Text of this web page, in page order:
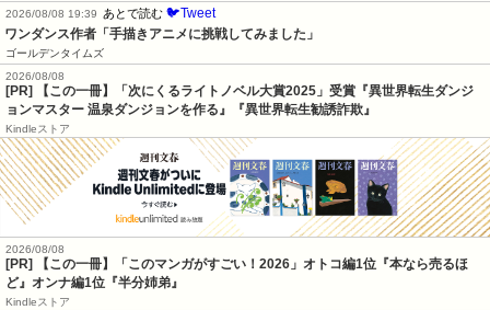
2026/08/08 19:39 あとで読む 🐦Tweet
ワンダンス作者「手描きアニメに挑戦してみました」
ゴールデンタイムズ
2026/08/08
[PR] 【この一冊】「次にくるライトノベル大賞2025」受賞『異世界転生ダンジ
ョンマスター 温泉ダンジョンを作る』『異世界転生勧誘詐欺』
Kindleストア
2026/08/08
[PR] 【この一冊】「このマンガがすごい！2026」オトコ編1位『本なら売るほ
ど』オンナ編1位『半分姉弟』
Kindleストア